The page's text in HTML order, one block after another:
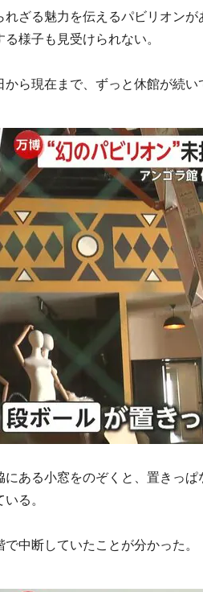
ざる魅力を伝えるパビリオン
様子も見受けられない。
ら現在まで、ずっと休館が続い
にある小窓をのぞくと、置きっ
る。
中断していたことが分かった。